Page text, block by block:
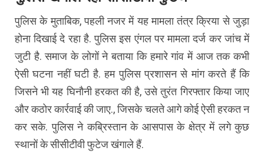
पुलिस के मुताबिक, पहली नजर में यह मामला तंत्र क्रिया से जुड़ा
होना दिखाई दे रहा है. पुलिस इस एंगल पर मामला दर्ज कर जांच में
जुटी है. समाज के लोगों ने बताया कि हमारे गांव में आज तक कभी
ऐसी घटना नहीं घटी है. हम पुलिस प्रशासन से मांग करते हैं कि
जिसने भी यह घिनौनी हरकत की है, उसे तुरंत गिरफ्तार किया जाए
और कठोर कार्रवाई की जाए., जिसके चलते आगे कोई ऐसी हरकत न
कर सके. पुलिस ने कब्रिस्तान के आसपास के क्षेत्र में लगे कुछ
स्थानों के सीसीटीवी फुटेज खंगाले हैं.